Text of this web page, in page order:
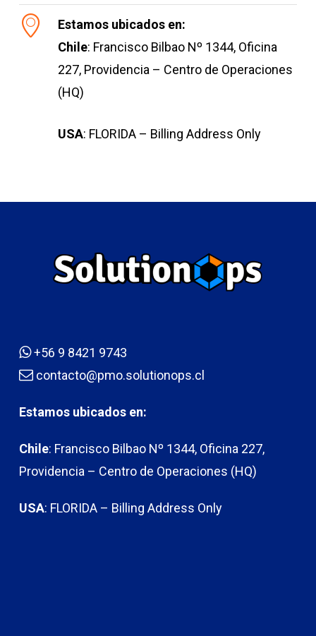
Estamos ubicados en:
Chile: Francisco Bilbao Nº 1344, Oficina
227, Providencia – Centro de Operaciones
(HQ)
USA: FLORIDA – Billing Address Only
+56 9 8421 9743
contacto@pmo.solutionops.cl
Estamos ubicados en:
Chile: Francisco Bilbao Nº 1344, Oficina 227,
Providencia – Centro de Operaciones (HQ)
USA: FLORIDA – Billing Address Only